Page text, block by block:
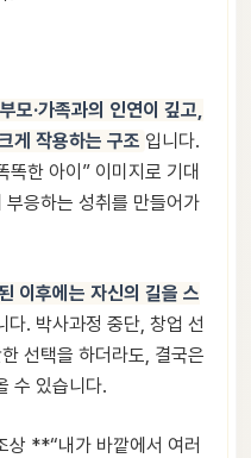
부모·가족과의 인연이 깊고,
게 작용하는 구조 입니다.
똑한 아이” 이미지로 기대
응하는 성취를 만들어가
이후에는 자신의 길을 스
다. 박사과정 중단, 창업 선
선택을 하더라도, 결국은
수 있습니다.
상 **“내가 바깥에서 여러